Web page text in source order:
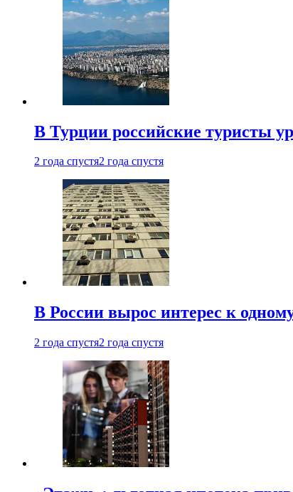
В Турции российские туристы
2 года спустя2 года спустя
В России вырос интерес к
2 года спустя2 года спустя